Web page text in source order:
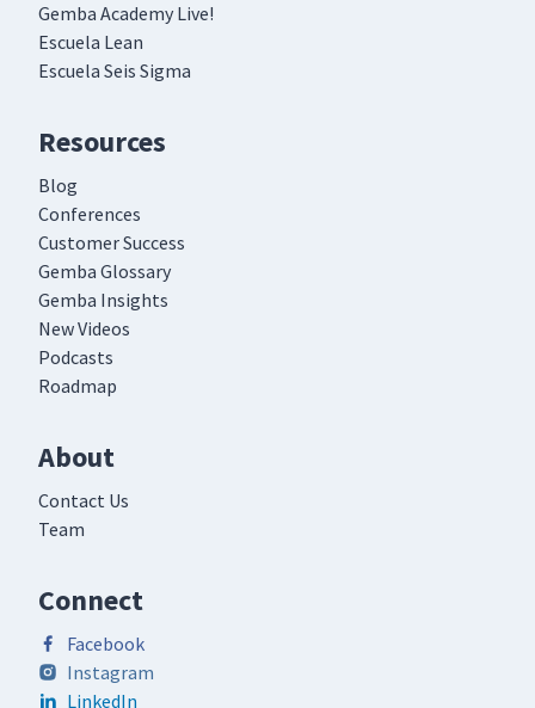
Gemba Academy Live!
Escuela Lean
Escuela Seis Sigma
Resources
Blog
Conferences
Customer Success
Gemba Glossary
Gemba Insights
New Videos
Podcasts
Roadmap
About
Contact Us
Team
Connect
Facebook
Instagram
LinkedIn